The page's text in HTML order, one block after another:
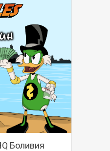
Боливия